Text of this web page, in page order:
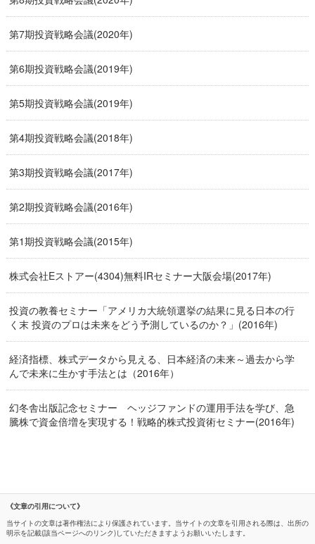
第7期投資戦略会議(2020年)
第6期投資戦略会議(2019年)
第5期投資戦略会議(2019年)
第4期投資戦略会議(2018年)
第3期投資戦略会議(2017年)
第2期投資戦略会議(2016年)
第1期投資戦略会議(2015年)
株式会社Eストアー(4304)無料IRセミナー大阪会場(2017年)
投資の教養セミナー「アメリカ大統領選挙の結果に見る日本の行
く末 投資のプロは未来をどう予測しているのか？」(2016年)
経済指標、株式データから見える、日本経済の未来～過去から学
んで未来に生かす手法とは（2016年）
幻冬舎出版記念セミナー ヘッジファンドの運用手法を学び、急
騰株で資金倍増を実現する！戦略的株式投資術セミナー(2016年)
《文章の引用について》
当サイトの文章は著作権法により保護されています。当サイトの文章を引用される際は、出所の
明示を記載(該当ページへのリンク)していただきますようお願いいたします。